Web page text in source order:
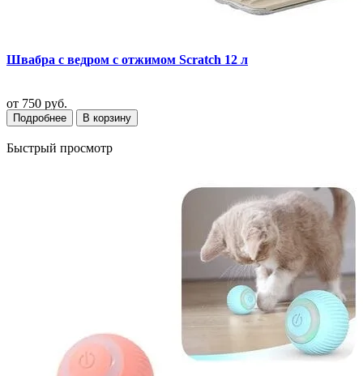
Швабра с ведром с отжимом Scratch 12 л
от 750 руб.
Подробнее В корзину
Быстрый просмотр